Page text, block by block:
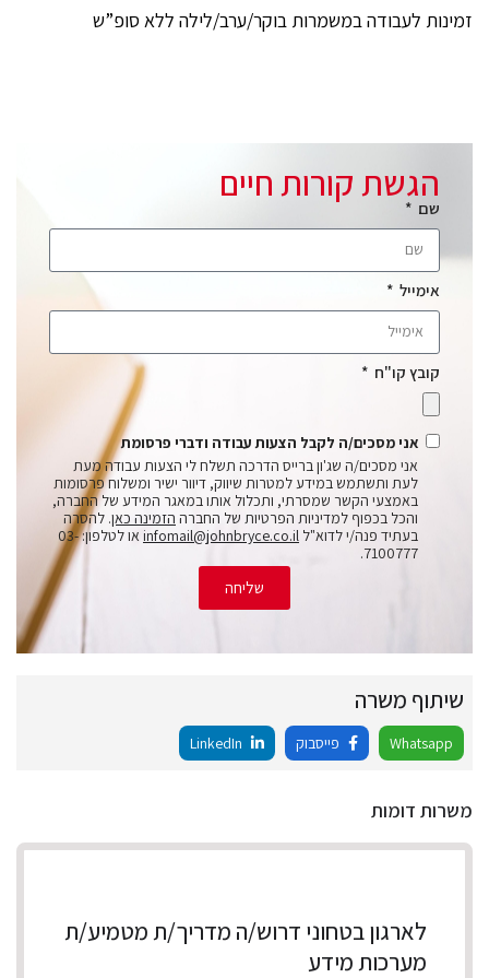
זמינות לעבודה במשמרות בוקר/ערב/לילה ללא סופ”ש
הגשת קורות חיים
שם
אימייל
קובץ קו"ח
אני מסכים/ה לקבל הצעות עבודה ודברי פרסומת
אני מסכים/ה שג'ון ברייס הדרכה תשלח לי הצעות עבודה מעת
לעת ותשתמש במידע למטרות שיווק, דיוור ישיר ומשלוח פרסומות
באמצעי הקשר שמסרתי, ותכלול אותו במאגר המידע של החברה,
והכל בכפוף למדיניות הפרטיות של החברה הזמינה כאן. להסרה
בעתיד פנה/י לדוא"ל infomail@johnbryce.co.il
או לטלפון: 03-
7100777.
שליחה
שיתוף משרה
Whatsapp פייסבוק
משרות דומות
לארגון בטחוני דרוש/ה מדריך/ת מטמיע/ת
מערכות מידע